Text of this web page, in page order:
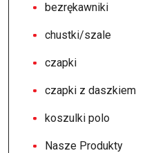
bezrękawniki
chustki/szale
czapki
czapki z daszkiem
koszulki polo
Nasze Produkty